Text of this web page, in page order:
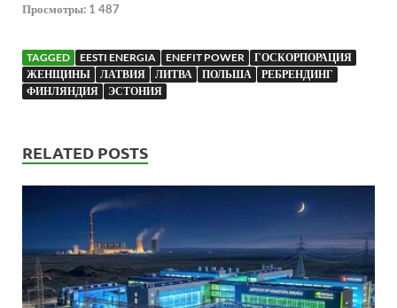
Просмотры: 1 487
TAGGED EESTI ENERGIA ENEFIT POWER
ГОСКОРПОРАЦИЯ
ЖЕНЩИНЫ
ЛАТВИЯ ЛИТВА ПОЛЬША
РЕБРЕНДИНГ
ФИНЛЯНДИЯ
ЭСТОНИЯ
RELATED POSTS